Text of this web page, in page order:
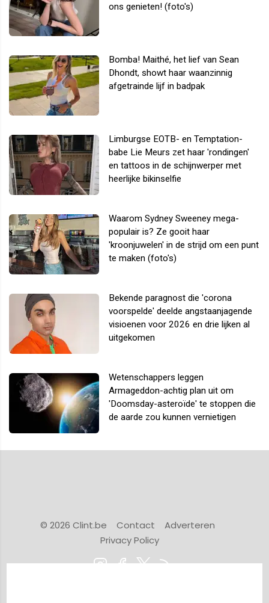
ons genieten! (foto's)
Bomba! Maithé, het lief van Sean
Dhondt, showt haar waanzinnig
afgetrainde lijf in badpak
Limburgse EOTB- en Temptation-
babe Lie Meurs zet haar 'rondingen'
en tattoos in de schijnwerper met
heerlijke bikinselfie
Waarom Sydney Sweeney mega-
populair is? Ze gooit haar
'kroonjuwelen' in de strijd om een punt
te maken (foto's)
Bekende paragnost die 'corona
voorspelde' deelde angstaanjagende
visioenen voor 2026 en drie lijken al
uitgekomen
Wetenschappers leggen
Armageddon-achtig plan uit om
'Doomsday-asteroïde' te stoppen die
de aarde zou kunnen vernietigen
© 2026 Clint.be Contact
Adverteren
Privacy Policy